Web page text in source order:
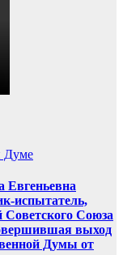
Думе
Евгеньевна
испытатель,
Союза
выход
Думы от